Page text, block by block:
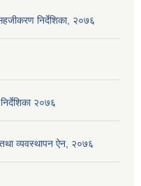
निर्देशिका, २०७६
२०७६
तथा व्यवस्थापन ऐन, २०७६